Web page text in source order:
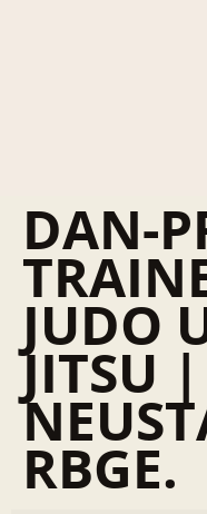
DAN-
JUDO
JITSU |
RBGE.